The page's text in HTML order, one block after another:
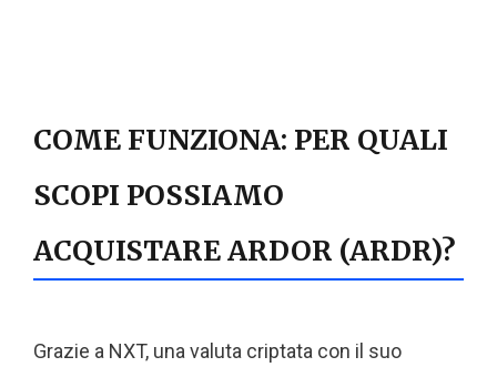
COME FUNZIONA: PER QUALI
SCOPI POSSIAMO
ACQUISTARE ARDOR (ARDR)?
Grazie a NXT, una valuta criptata con il suo